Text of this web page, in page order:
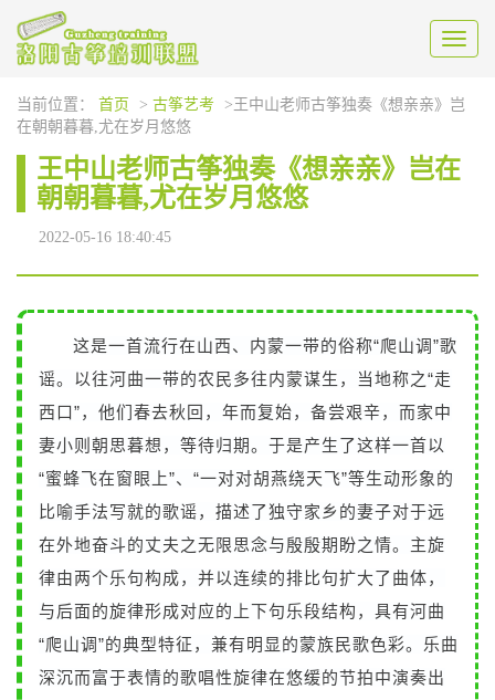
Toggle
当前位置： 首页 > 古筝艺考
>王中山老师古筝独奏《想亲亲》岂
在朝朝暮暮,尤在岁月悠悠
王中山老师古筝独奏《想亲亲》岂在
朝朝暮暮,尤在岁月悠悠
2022-05-16 18:40:45
这是一首流行在山西、内蒙一带的俗称“爬山调”歌
谣。以往河曲一带的农民多往内蒙谋生，当地称之“走
西口”，他们春去秋回，年而复始，备尝艰辛，而家中
妻小则朝思暮想，等待归期。于是产生了这样一首以
“蜜蜂飞在窗眼上”、“一对对胡燕绕天飞”等生动形象的
比喻手法写就的歌谣，描述了独守家乡的妻子对于远
在外地奋斗的丈夫之无限思念与殷殷期盼之情。主旋
律由两个乐句构成，并以连续的排比句扩大了曲体，
与后面的旋律形成对应的上下句乐段结构，具有河曲
“爬山调”的典型特征，兼有明显的蒙族民歌色彩。乐曲
深沉而富于表情的歌唱性旋律在悠缓的节拍中演奏出